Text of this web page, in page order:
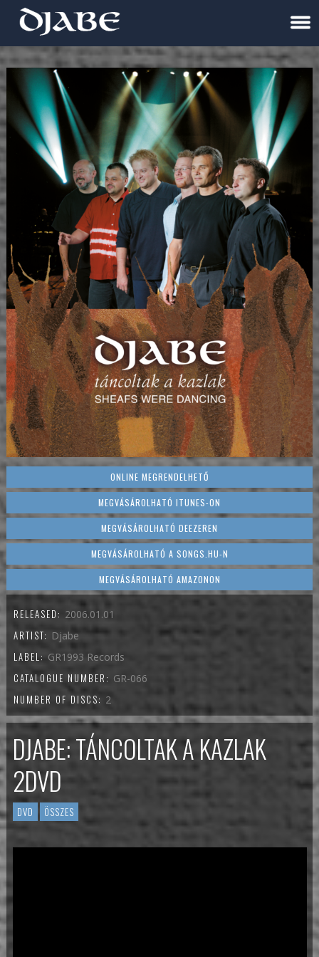
ONLINE MEGRENDELHETŐ
MEGVÁSÁROLHATÓ ITUNES-ON
MEGVÁSÁROLHATÓ DEEZEREN
MEGVÁSÁROLHATÓ A SONGS.HU-N
MEGVÁSÁROLHATÓ AMAZONON
RELEASED: 2006.01.01
ARTIST: Djabe
LABEL: GR1993 Records
CATALOGUE NUMBER: GR-066
NUMBER OF DISCS: 2
DJABE: TÁNCOLTAK A KAZLAK
2DVD
DVD ÖSSZES